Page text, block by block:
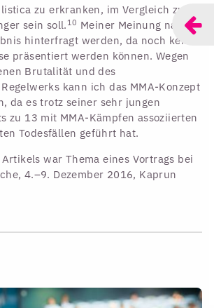
zu erkranken, im Vergleich zum
sein soll. 10 Meiner Meinung nach
hinterfragt werden, da noch keine
präsentiert werden können. Wegen
Brutalität und des
kann ich das MMA-Konzept
da es trotz seiner sehr jungen
zu 13 mit MMA-Kämpfen assoziierten
Todesfällen geführt hat.
war Thema eines Vortrags bei
4.–9. Dezember 2016, Kaprun